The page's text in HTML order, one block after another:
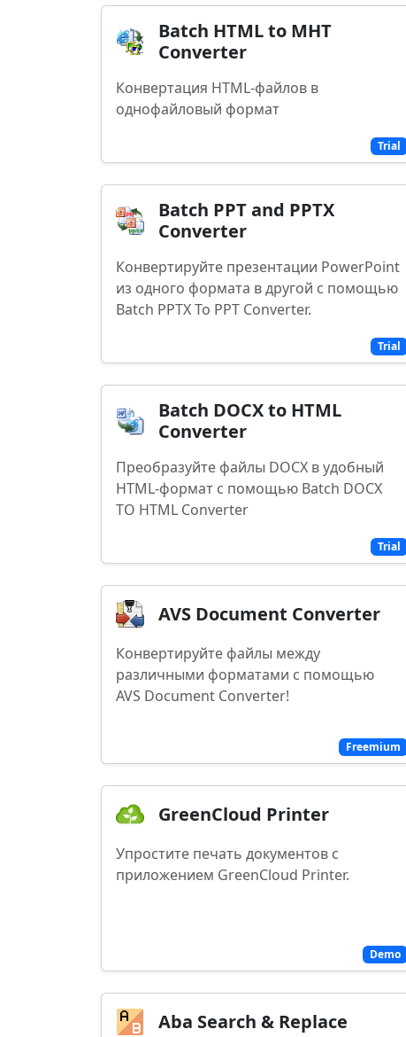
Trial
Batch HTML to MHT
Converter
Конвертация HTML-файлов в
однофайловый формат
Trial
Batch PPT and PPTX
Converter
Конвертируйте презентации PowerPoint
из одного формата в другой с помощью
Batch PPTX To PPT Converter.
Trial
Batch DOCX to HTML
Converter
Преобразуйте файлы DOCX в удобный
HTML-формат с помощью Batch DOCX
TO HTML Converter
Freemium
AVS Document Converter
Конвертируйте файлы между
различными форматами с помощью
AVS Document Converter!
Demo
GreenCloud Printer
Упростите печать документов с
приложением GreenCloud Printer.
Aba Search & Replace